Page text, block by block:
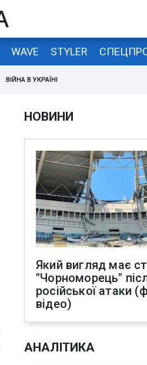
WAVE STYLER
ВІЙНА В УКРАЇНІ
НОВИНИ
Який вигляд має
"Чорноморець"
російської атаки
відео)
АНАЛІТИКА